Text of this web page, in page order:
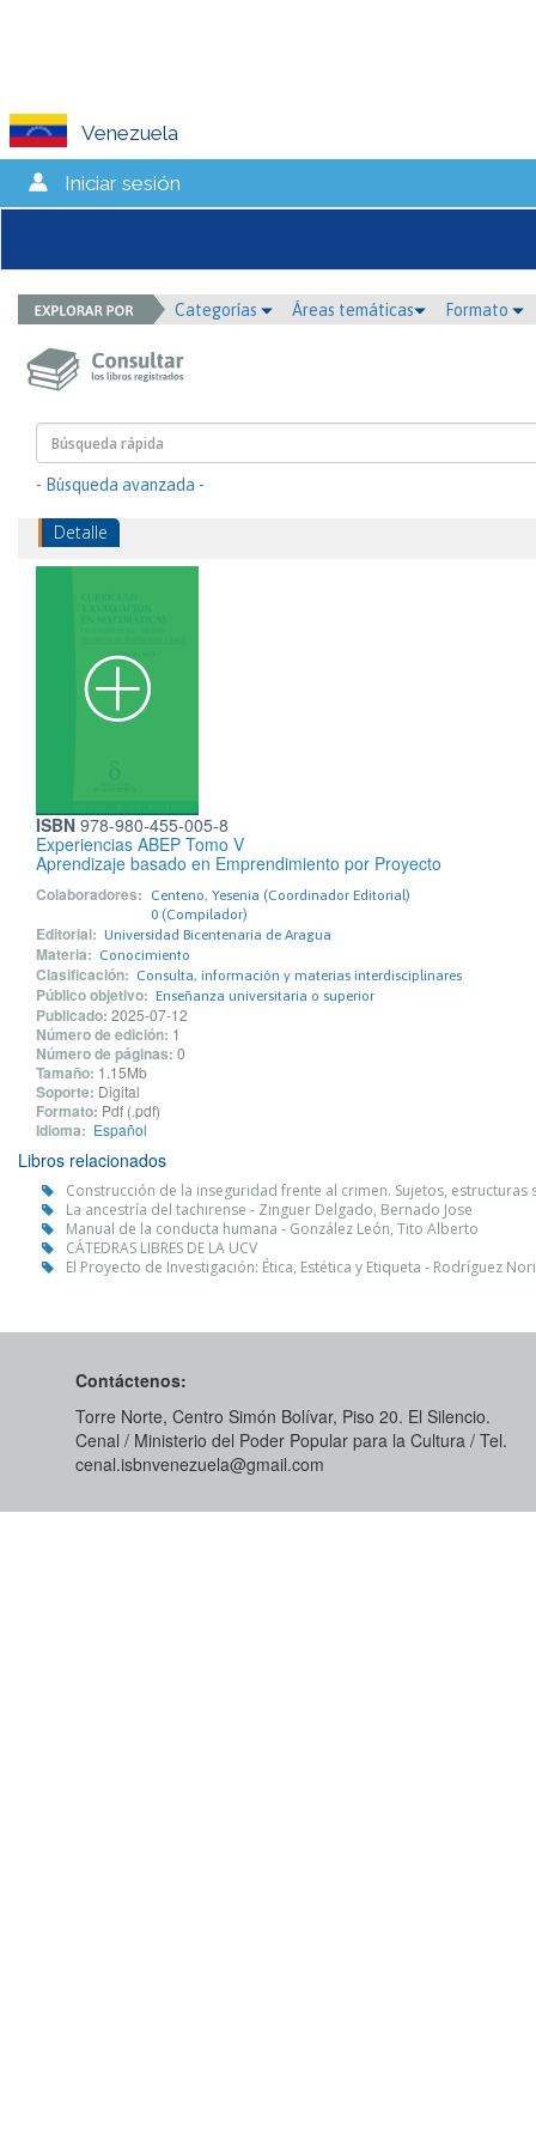
Venezuela
Iniciar sesión
Categorías Áreas temáticas Formato
- Búsqueda avanzada -
Detalle
ISBN 978-980-455-005-8
Experiencias ABEP Tomo V
Aprendizaje basado en Emprendimiento por Proyecto
Colaboradores:
Centeno, Yesenia (Coordinador Editorial)
0 (Compilador)
Editorial: Universidad Bicentenaria de Aragua
Materia: Conocimiento
Clasificación: Consulta, información y materias interdisciplinares
Público objetivo: Enseñanza universitaria o superior
Publicado: 2025-07-12
Número de edición: 1
Número de páginas: 0
Tamaño: 1.15Mb
Soporte: Digital
Formato: Pdf (.pdf)
Idioma: Español
Libros relacionados
Construcción de la inseguridad frente al crimen. Sujetos,
La ancestría del tachirense - Zinguer Delgado, Bernado Jose
Manual de la conducta humana - González León, Tito Alberto
CÁTEDRAS LIBRES DE LA UCV
El Proyecto de Investigación: Ética, Estética y Etiqueta - Rodríguez
Contáctenos:
Torre Norte, Centro Simón Bolívar, Piso 20. El Silencio.
Cenal / Ministerio del Poder Popular para la Cultura / Tel.
cenal.isbnvenezuela@gmail.com